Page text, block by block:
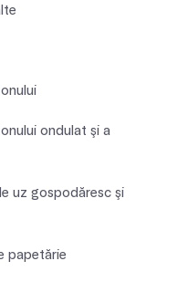
ondulat şi a
uz gospodăresc şi
papetărie